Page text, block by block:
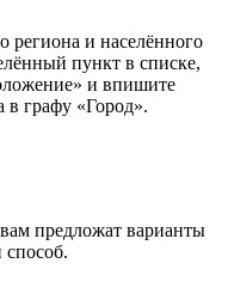
региона и населённого
пункт в списке,
и впишите
в графу «Город».
предложат варианты